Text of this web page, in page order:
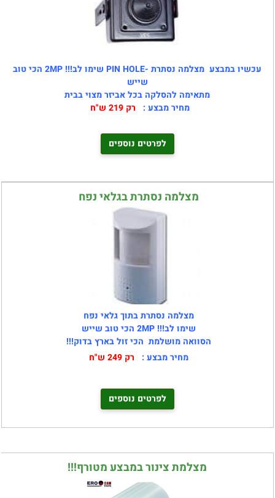
עכשיו במבצע
מצלמה נסתרת -PIN HOLE שימו לב!!! 2MP הכי טוב
שייש
מתאימה להסלקה בכל אביזר מצוי בבית
מחיר מבצע : רק 219 ש"ח
לפרטים נוספים
מצלמה נסתרת בגלאי נפח
מצלמה נסתרת בתוך גלאי נפח
שימו לב!!! 2MP הכי טוב שייש
הסוואה מושלמת הכי זול בארץ בדוק!!!
מחיר מבצע : רק 249 ש"ח
לפרטים נוספים
מצלמת צינור במבצע מטורף!!!